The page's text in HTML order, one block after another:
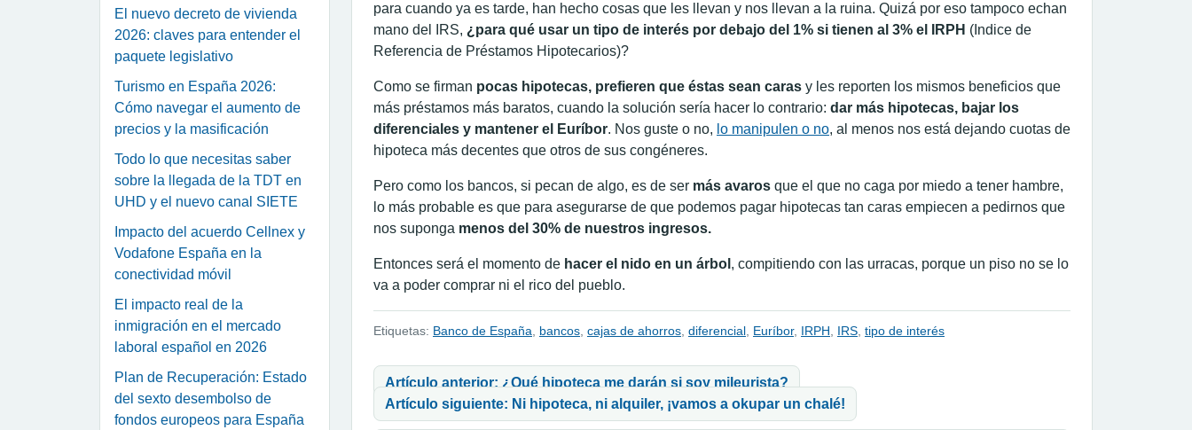
El nuevo decreto de vivienda
2026: claves para entender el
paquete legislativo
Turismo en España 2026:
Cómo navegar el aumento de
precios y la masificación
Todo lo que necesitas saber
sobre la llegada de la TDT en
UHD y el nuevo canal SIETE
Impacto del acuerdo Cellnex y
Vodafone España en la
conectividad móvil
El impacto real de la
inmigración en el mercado
laboral español en 2026
Plan de Recuperación: Estado
del sexto desembolso de
fondos europeos para España
para cuando ya es tarde, han hecho cosas que les llevan y nos llevan a la ruina. Quizá por eso tampoco echan
mano del IRS, ¿para qué usar un tipo de interés por debajo del 1% si tienen al 3% el IRPH (Indice de
Referencia de Préstamos Hipotecarios)?
Como se firman pocas hipotecas, prefieren que éstas sean caras y les reporten los mismos beneficios que
más préstamos más baratos, cuando la solución sería hacer lo contrario: dar más hipotecas, bajar los
diferenciales y mantener el Euríbor. Nos guste o no, lo manipulen o no, al menos nos está dejando cuotas de
hipoteca más decentes que otros de sus congéneres.
Pero como los bancos, si pecan de algo, es de ser más avaros que el que no caga por miedo a tener hambre,
lo más probable es que para asegurarse de que podemos pagar hipotecas tan caras empiecen a pedirnos que
nos suponga menos del 30% de nuestros ingresos.
Entonces será el momento de hacer el nido en un árbol , compitiendo con las urracas, porque un piso no se lo
va a poder comprar ni el rico del pueblo.
Etiquetas: Banco de España bancos cajas de ahorros diferencial Euríbor, IRPH IRS tipo de interés
Navegación de entradas
Artículo anterior: ¿Qué hipoteca me darán si soy mileurista?
Artículo siguiente: Ni hipoteca, ni alquiler, ¡vamos a okupar un chalé!